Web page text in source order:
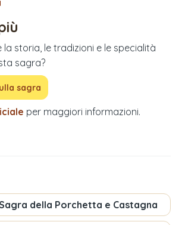
storia, le tradizioni e le specialità
sagra?
sagra
per maggiori informazioni.
della Porchetta e Castagna